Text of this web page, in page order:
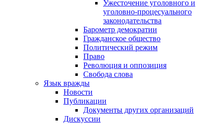
Ужесточение уголовного и
уголовно-процесуального
законодательства
Барометр демократии
Гражданское общество
Политический режим
Право
Революция и оппозиция
Свобода слова
Язык вражды
Новости
Публикации
Документы других организаций
Дискуссии